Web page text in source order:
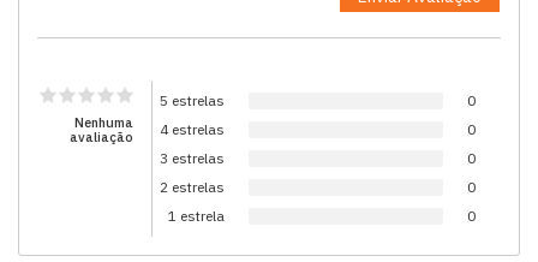
Nenhuma
avaliação
5 estrelas
0
4 estrelas
0
3 estrelas
0
2 estrelas
0
1 estrela
0